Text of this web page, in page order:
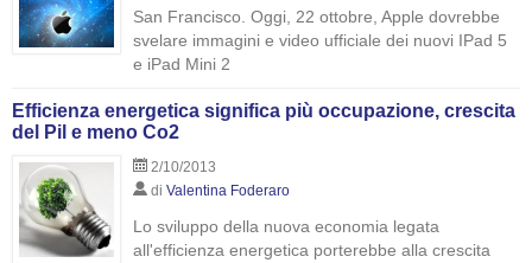
San Francisco. Oggi, 22 ottobre, Apple dovrebbe
svelare immagini e video ufficiale dei nuovi IPad 5
e iPad Mini 2
Efficienza energetica significa più occupazione, crescita
del Pil e meno Co2
2/10/2013
di Valentina Foderaro
Lo sviluppo della nuova economia legata
all'efficienza energetica porterebbe alla crescita